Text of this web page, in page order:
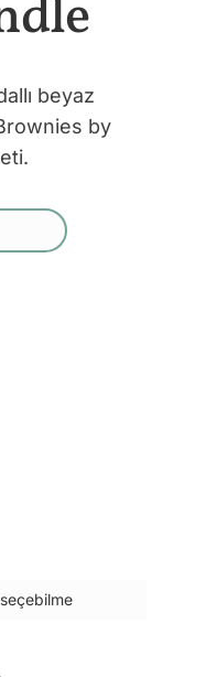
beyaz
by